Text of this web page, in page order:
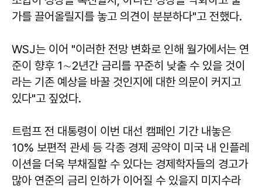
가를 끌어올릴지를 놓고 의견이 분분하다"고 전했다.
WSJ는 이어 "이러한 전망 변화로 인해 월가에서는 연
준이 향후 1∼2년간 금리를 꾸준히 낮출 수 있을 것이
라는 기존 예상을 바꿀 것인지에 대한 의문이 커지고
있다"고 짚었다.
트럼프 전 대통령이 이번 대선 캠페인 기간 내놓은
10% 보편적 관세 등 각종 경제 공약이 미국 내 인플레
이션을 더욱 부채질할 수 있다는 경제학자들의 경고가
많아 연준의 금리 인하가 이어질 수 있을지 미지수라